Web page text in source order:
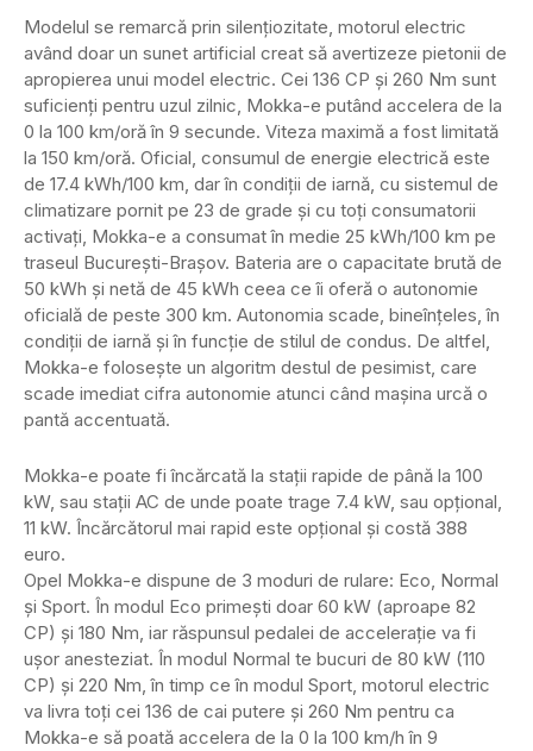
Modelul se remarcă prin silențiozitate, motorul electric
având doar un sunet artificial creat să avertizeze pietonii de
apropierea unui model electric. Cei 136 CP și 260 Nm sunt
suficienți pentru uzul zilnic, Mokka-e putând accelera de la
0 la 100 km/oră în 9 secunde. Viteza maximă a fost limitată
la 150 km/oră. Oficial, consumul de energie electrică este
de 17.4 kWh/100 km, dar în condiții de iarnă, cu sistemul de
climatizare pornit pe 23 de grade și cu toți consumatorii
activați, Mokka-e a consumat în medie 25 kWh/100 km pe
traseul București-Brașov. Bateria are o capacitate brută de
50 kWh și netă de 45 kWh ceea ce îi oferă o autonomie
oficială de peste 300 km. Autonomia scade, bineînțeles, în
condiții de iarnă și în funcție de stilul de condus. De altfel,
Mokka-e folosește un algoritm destul de pesimist, care
scade imediat cifra autonomie atunci când mașina urcă o
pantă accentuată.
Mokka-e poate fi încărcată la stații rapide de până la 100
kW, sau stații AC de unde poate trage 7.4 kW, sau opțional,
11 kW. Încărcătorul mai rapid este opțional și costă 388
euro.
Opel Mokka-e dispune de 3 moduri de rulare: Eco, Normal
și Sport. În modul Eco primești doar 60 kW (aproape 82
CP) și 180 Nm, iar răspunsul pedalei de accelerație va fi
ușor anesteziat. În modul Normal te bucuri de 80 kW (110
CP) și 220 Nm, în timp ce în modul Sport, motorul electric
va livra toți cei 136 de cai putere și 260 Nm pentru ca
Mokka-e să poată accelera de la 0 la 100 km/h în 9